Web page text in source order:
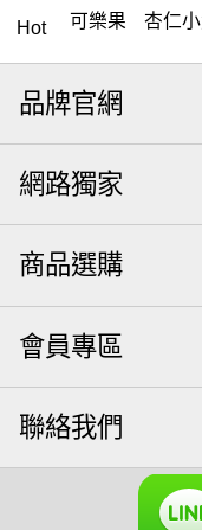
Hot 可樂果 杏仁
無調味 全聯
萬歲開心果
洋芋片 元本山
飲 甘栗
南瓜子 起司
卡廸那 95℃鮮
【萬歲牌】每
全聯 南瓜子
三角飯糰 萬
VA 萬歲牌 總匯
元氣
萬歲牌 堅果小
品牌官網
網路獨家
商品選購
會員專區
聯絡我們